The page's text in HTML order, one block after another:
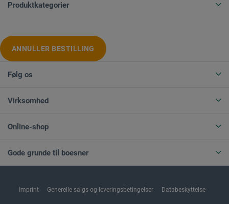
Produktkategorier
ANNULLER BESTILLING
Følg os
Virksomhed
Online-shop
Gode grunde til boesner
Imprint Generelle salgs-og leveringsbetingelser Databeskyttelse